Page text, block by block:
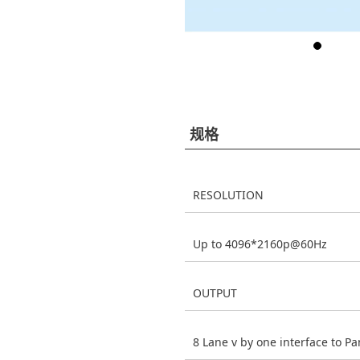
规格
RESOLUTION
Up to 4096*2160p@60Hz
OUTPUT
8 Lane v by one interface to